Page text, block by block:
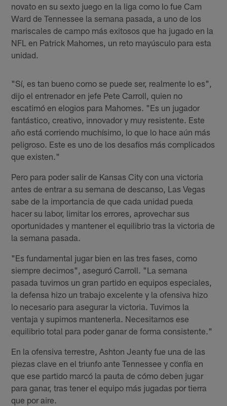
novato en su sexto juego en la liga como lo fue Cam
Ward de Tennessee la semana pasada, a uno de los
mariscales de campo más exitosos que ha jugado en la
NFL en Patrick Mahomes, un reto mayúsculo para esta
unidad.
"Sí, es tan bueno como se puede ser, realmente lo es",
dijo el entrenador en jefe Pete Carroll, quien no
escatimó en elogios para Mahomes. "Es un jugador
fantástico, creativo, innovador y muy resistente. Este
año está corriendo muchísimo, lo que lo hace aún más
peligroso. Este es uno de los desafíos más complicados
que existen."
Pero para poder salir de Kansas City con una victoria
antes de entrar a su semana de descanso, Las Vegas
sabe de la importancia de que cada unidad pueda
hacer su labor, limitar los errores, aprovechar sus
oportunidades y mantener el equilibrio tras la victoria de
la semana pasada.
"Es fundamental jugar bien en las tres fases, como
siempre decimos", aseguró Carroll. "La semana
pasada tuvimos un gran partido en equipos especiales,
la defensa hizo un trabajo excelente y la ofensiva hizo
lo necesario para asegurar la victoria. Tuvimos la
ventaja y supimos mantenerla. Necesitamos ese
equilibrio total para poder ganar de forma consistente."
En la ofensiva terrestre, Ashton Jeanty fue una de las
piezas clave en el triunfo ante Tennessee y confía en
que ese partido marcó la pauta de cómo deben jugar
para ganar, tras tener el equipo más jugadas por tierra
que por aire.